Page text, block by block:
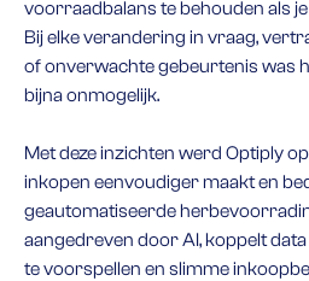
voorraadbalans te behouden als
Bij elke verandering in vraag,
of onverwachte gebeurtenis was
bijna onmogelijk.
Met deze inzichten werd Optiply
inkopen eenvoudiger maakt en
geautomatiseerde
aangedreven door AI, koppelt
te voorspellen en slimme